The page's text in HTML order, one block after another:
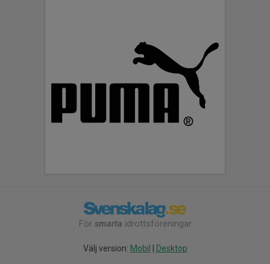
För smarta idrottsföreningar
Välj version: Mobil Desktop